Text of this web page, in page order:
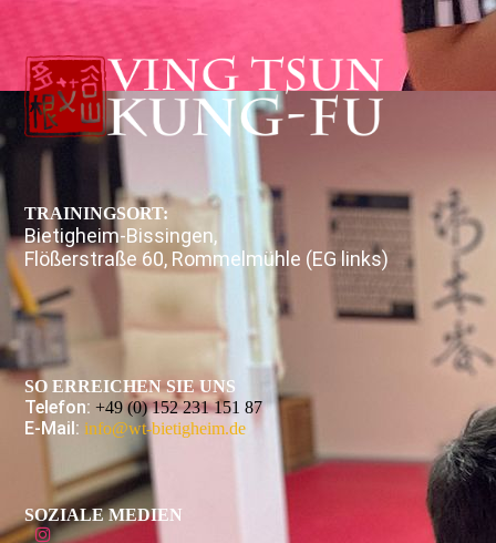
TRAININGSORT:
Bietigheim-Bissingen,
Flößerstraße 60, Rommelmühle (EG links)
SO ERREICHEN SIE UNS
Telefon: +49 (0) 152 231 151 87
E-Mail: info@wt-bietigheim.de
SOZIALE MEDIEN